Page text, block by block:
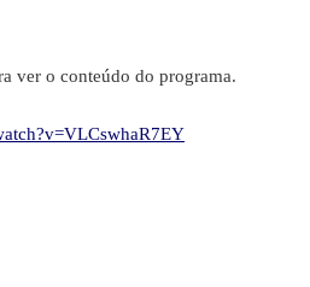
ver o conteúdo do programa.